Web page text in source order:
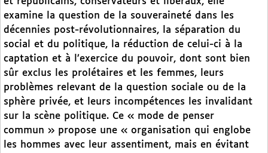
examine la question de la souveraineté dans les
décennies post-révolutionnaires, la séparation du
social et du politique, la réduction de celui-ci à la
captation et à l’exercice du pouvoir, dont sont bien
sûr exclus les prolétaires et les femmes, leurs
problèmes relevant de la question sociale ou de la
sphère privée, et leurs incompétences les invalidant
sur la scène politique. Ce « mode de penser
commun » propose une « organisation qui englobe
les hommes avec leur assentiment, mais en évitant